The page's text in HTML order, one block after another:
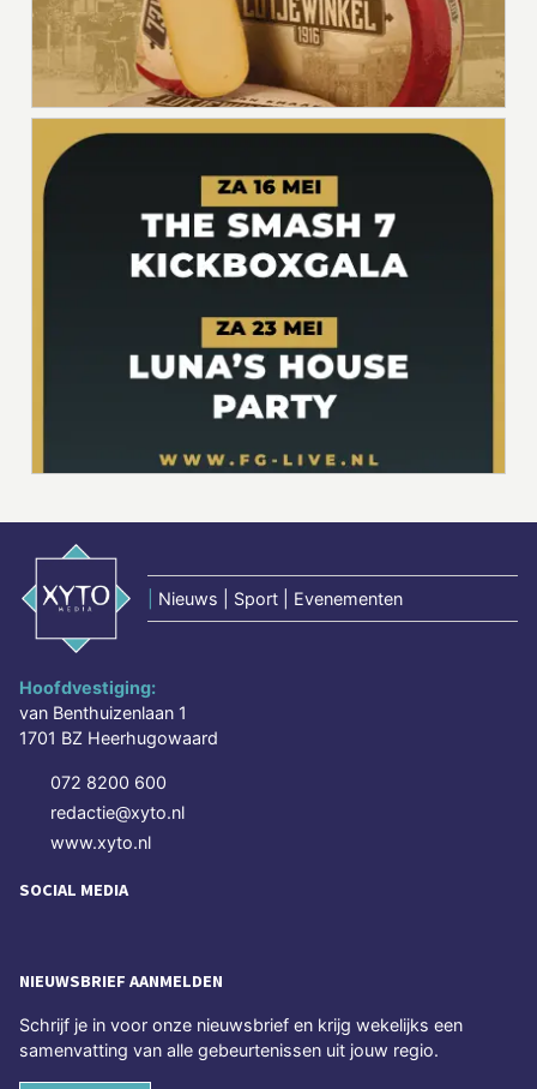
Nieuws | Sport | Evenementen
Hoofdvestiging:
van Benthuizenlaan 1
1701 BZ Heerhugowaard
072 8200 600
redactie@xyto.nl
www.xyto.nl
SOCIAL MEDIA
NIEUWSBRIEF AANMELDEN
Schrijf je in voor onze nieuwsbrief en krijg wekelijks een
samenvatting van alle gebeurtenissen uit jouw regio.